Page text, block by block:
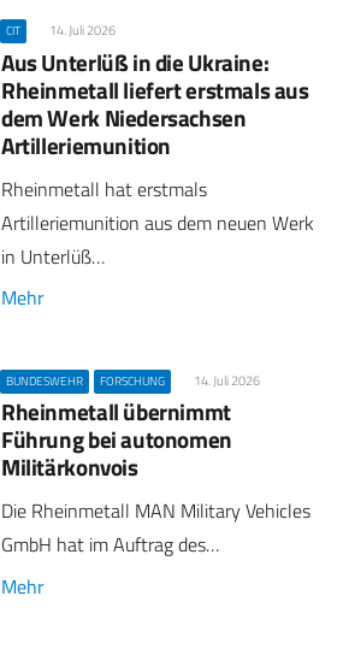
CIT 14. Juli 2026
Aus Unterlüß in die Ukraine:
Rheinmetall liefert erstmals aus
dem Werk Niedersachsen
Artilleriemunition
Rheinmetall hat erstmals
Artilleriemunition aus dem neuen Werk
in Unterlüß…
Mehr
BUNDESWEHR FORSCHUNG 14. Juli 2026
Rheinmetall übernimmt
Führung bei autonomen
Militärkonvois
Die Rheinmetall MAN Military Vehicles
GmbH hat im Auftrag des…
Mehr